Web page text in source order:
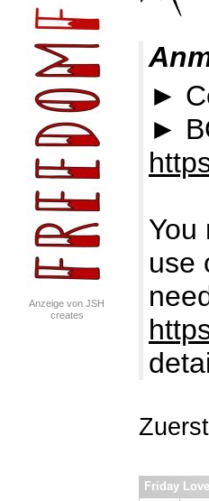
Anzeige von JSH
creates
►
►
You
use
Friday